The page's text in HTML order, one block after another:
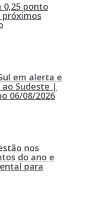
0,25 ponto
próximos
em alerta e
Sudeste |
06/08/2026
nos
do ano e
para